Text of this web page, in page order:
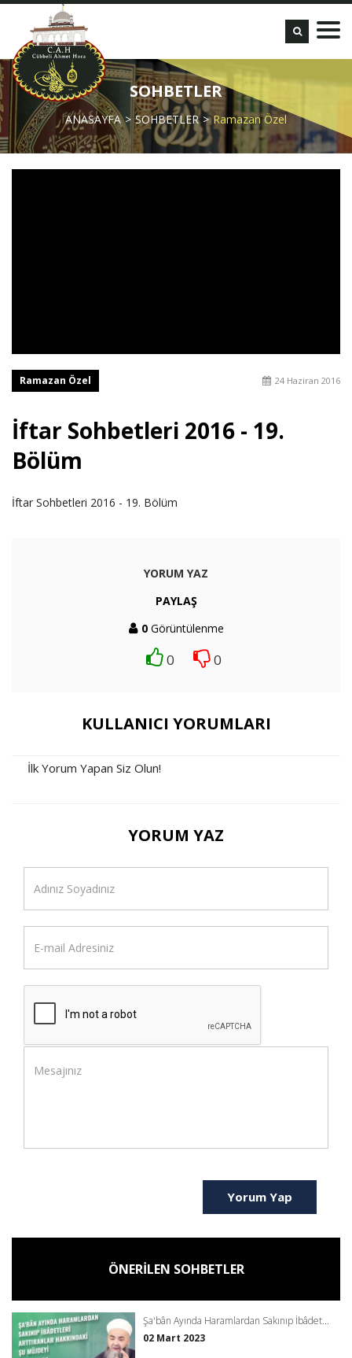
SOHBETLER
ANASAYFA SOHBETLER Ramazan Özel
Ramazan Özel 24 Haziran 2016
İftar Sohbetleri 2016 - 19.
Bölüm
İftar Sohbetleri 2016 - 19. Bölüm
YORUM YAZ
PAYLAŞ
0Görüntülenme
0 0
KULLANICI YORUMLARI
İlk Yorum Yapan Siz Olun!
YORUM YAZ
Yorum Yap
ÖNERİLEN SOHBETLER
Şa'bân Ayında Haramlardan Sakınıp İbâdet...
02 Mart 2023